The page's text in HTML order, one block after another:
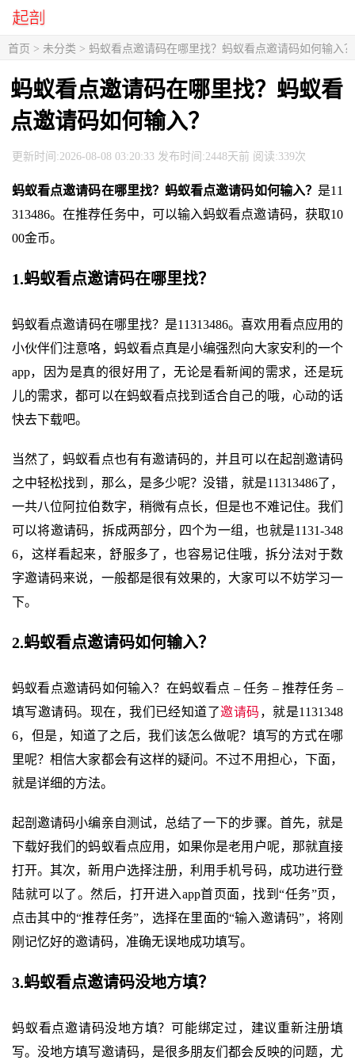
首页 > 未分类 > 蚂蚁看点邀请码在哪里找？蚂蚁看点邀请码如何输入？
蚂蚁看点邀请码在哪里找？蚂蚁看
点邀请码如何输入？
更新时间:2026-08-08 03:20:33 发布时间:2448天前 阅读:339次
蚂蚁看点邀请码在哪里找？蚂蚁看点邀请码如何输入？ 是11
313486。在推荐任务中，可以输入蚂蚁看点邀请码，获取10
00金币。
1.蚂蚁看点邀请码在哪里找？
蚂蚁看点邀请码在哪里找？是11313486。喜欢用看点应用的
小伙伴们注意咯，蚂蚁看点真是小编强烈向大家安利的一个
app，因为是真的很好用了，无论是看新闻的需求，还是玩
儿的需求，都可以在蚂蚁看点找到适合自己的哦，心动的话
快去下载吧。
当然了，蚂蚁看点也有有邀请码的，并且可以在起剖邀请码
之中轻松找到，那么，是多少呢？没错，就是11313486了，
一共八位阿拉伯数字，稍微有点长，但是也不难记住。我们
可以将邀请码，拆成两部分，四个为一组，也就是1131-348
6，这样看起来，舒服多了，也容易记住哦，拆分法对于数
字邀请码来说，一般都是很有效果的，大家可以不妨学习一
下。
2.蚂蚁看点邀请码如何输入？
蚂蚁看点邀请码如何输入？在蚂蚁看点 – 任务 – 推荐任务 –
填写邀请码。现在，我们已经知道了邀请码 ，就是1131348
6，但是，知道了之后，我们该怎么做呢？填写的方式在哪
里呢？相信大家都会有这样的疑问。不过不用担心，下面，
就是详细的方法。
起剖邀请码小编亲自测试，总结了一下的步骤。首先，就是
下载好我们的蚂蚁看点应用，如果你是老用户呢，那就直接
打开。其次，新用户选择注册，利用手机号码，成功进行登
陆就可以了。然后，打开进入app首页面，找到“任务”页，
点击其中的“推荐任务”，选择在里面的“输入邀请码”，将刚
刚记忆好的邀请码，准确无误地成功填写。
3.蚂蚁看点邀请码没地方填？
蚂蚁看点邀请码没地方填？可能绑定过，建议重新注册填
写。没地方填写邀请码，是很多朋友们都会反映的问题，尤